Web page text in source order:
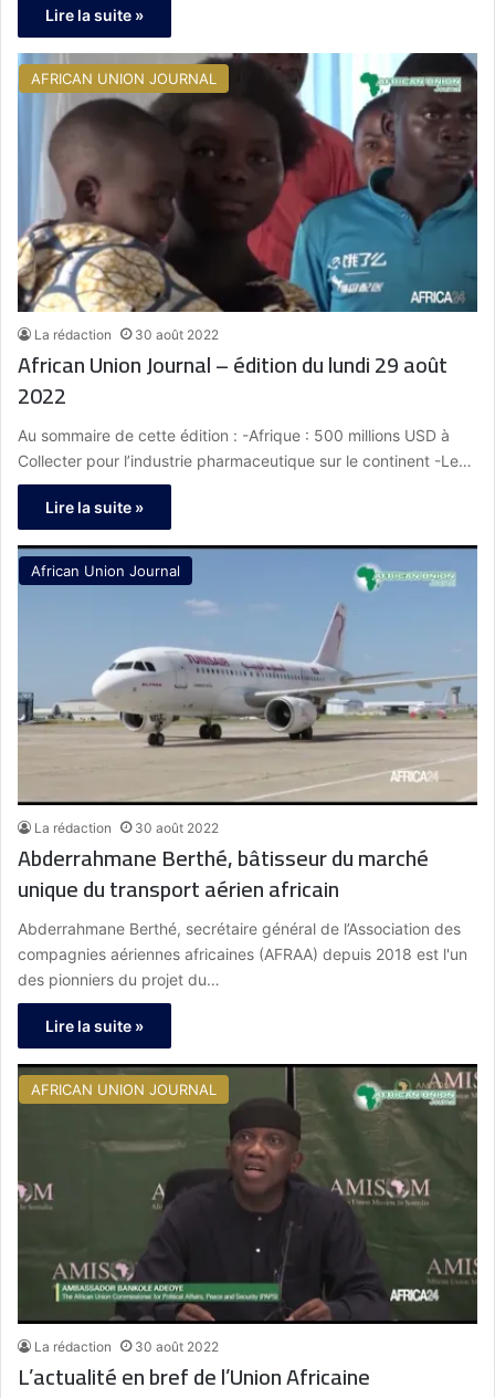
Lire la suite »
AFRICAN UNION JOURNAL
La rédaction 30 août 2022
African Union Journal – édition du lundi 29 août
2022
Au sommaire de cette édition : -Afrique : 500 millions USD à
Collecter pour l’industrie pharmaceutique sur le continent -Le…
Lire la suite »
African Union Journal
La rédaction 30 août 2022
Abderrahmane Berthé, bâtisseur du marché
unique du transport aérien africain
Abderrahmane Berthé, secrétaire général de l’Association des
compagnies aériennes africaines (AFRAA) depuis 2018 est l'un
des pionniers du projet du…
Lire la suite »
AFRICAN UNION JOURNAL
La rédaction 30 août 2022
L’actualité en bref de l’Union Africaine